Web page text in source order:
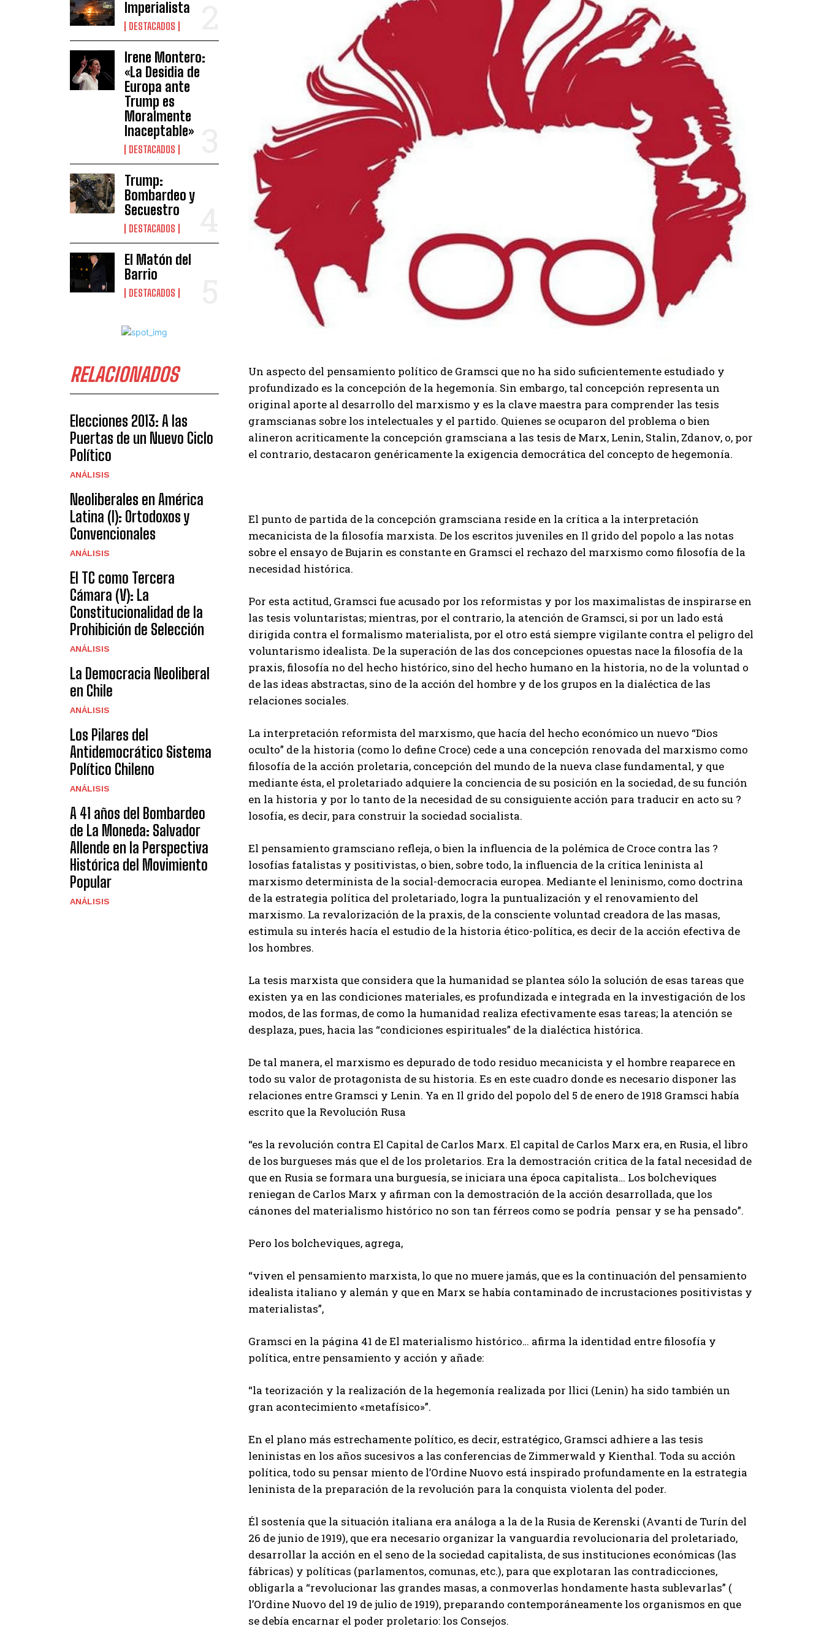
Imperialista
DESTACADOS
Irene Montero:
«La Desidia de
Europa ante
Trump es
Moralmente
Inaceptable»
DESTACADOS
Trump:
Bombardeo y
Secuestro
DESTACADOS
El Matón del
Barrio
DESTACADOS
RELACIONADOS
Elecciones 2013: A las
Puertas de un Nuevo Ciclo
Político
ANÁLISIS
Neoliberales en América
Latina (I): Ortodoxos y
Convencionales
ANÁLISIS
El TC como Tercera
Cámara (V): La
Constitucionalidad de la
Prohibición de Selección
ANÁLISIS
La Democracia Neoliberal
en Chile
ANÁLISIS
Los Pilares del
Antidemocrático Sistema
Político Chileno
ANÁLISIS
A 41 años del Bombardeo
de La Moneda: Salvador
Allende en la Perspectiva
Histórica del Movimiento
Popular
ANÁLISIS
Un aspecto del pensamiento político de Gramsci que no ha sido suficientemente estudiado y
profundizado es la concepción de la hegemonía. Sin embargo, tal concepción representa un
original aporte al desarrollo del marxismo y es la clave maestra para comprender las tesis
gramscianas sobre los intelectuales y el partido. Quienes se ocuparon del problema o bien
alineron acriticamente la concepción gramsciana a las tesis de Marx, Lenin, Stalin, Zdanov, o, por
el contrario, destacaron genéricamente la exigencia democrática del concepto de hegemonía.
El punto de partida de la concepción gramsciana reside en la crítica a la interpretación
mecanicista de la filosofía marxista. De los escritos juveniles en Il grido del popolo a las notas
sobre el ensayo de Bujarin es constante en Gramsci el rechazo del marxismo como filosofía de la
necesidad histórica.
Por esta actitud, Gramsci fue acusado por los reformistas y por los maximalistas de inspirarse en
las tesis voluntaristas; mientras, por el contrario, la atención de Gramsci, si por un lado está
dirigida contra el formalismo materialista, por el otro está siempre vigilante contra el peligro del
voluntarismo idealista. De la superación de las dos concepciones opuestas nace la filosofía de la
praxis, filosofía no del hecho histórico, sino del hecho humano en la historia, no de la voluntad o
de las ideas abstractas, sino de la acción del hombre y de los grupos en la dialéctica de las
relaciones sociales.
La interpretación reformista del marxismo, que hacía del hecho económico un nuevo “Dios
oculto” de la historia (como lo define Croce) cede a una concepción renovada del marxismo como
filosofía de la acción proletaria, concepción del mundo de la nueva clase fundamental, y que
mediante ésta, el proletariado adquiere la conciencia de su posición en la sociedad, de su función
en la historia y por lo tanto de la necesidad de su consiguiente acción para traducir en acto su ?
losofía, es decir, para construir la sociedad socialista.
El pensamiento gramsciano refleja, o bien la influencia de la polémica de Croce contra las ?
losofías fatalistas y positivistas, o bien, sobre todo, la influencia de la crítica leninista al
marxismo determinista de la social-democracia europea. Mediante el leninismo, como doctrina
de la estrategia política del proletariado, logra la puntualización y el renovamiento del
marxismo. La revalorización de la praxis, de la consciente voluntad creadora de las masas,
estimula su interés hacía el estudio de la historia ético-política, es decir de la acción efectiva de
los hombres.
La tesis marxista que considera que la humanidad se plantea sólo la solución de esas tareas que
existen ya en las condiciones materiales, es profundizada e integrada en la investigación de los
modos, de las formas, de como la humanidad realiza efectivamente esas tareas; la atención se
desplaza, pues, hacia las “condiciones espirituales” de la dialéctica histórica.
De tal manera, el marxismo es depurado de todo residuo mecanicista y el hombre reaparece en
todo su valor de protagonista de su historia. Es en este cuadro donde es necesario disponer las
relaciones entre Gramsci y Lenin. Ya en Il grido del popolo del 5 de enero de 1918 Gramsci había
escrito que la Revolución Rusa
“es la revolución contra El Capital de Carlos Marx. El capital de Carlos Marx era, en Rusia, el libro
de los burgueses más que el de los proletarios. Era la demostración critica de la fatal necesidad de
que en Rusia se formara una burguesía, se iniciara una época capitalista… Los bolcheviques
reniegan de Carlos Marx y afirman con la demostración de la acción desarrollada, que los
cánones del materialismo histórico no son tan férreos como se podría pensar y se ha pensado”.
Pero los bolcheviques, agrega,
“viven el pensamiento marxista, lo que no muere jamás, que es la continuación del pensamiento
idealista italiano y alemán y que en Marx se había contaminado de incrustaciones positivistas y
materialistas”,
Gramsci en la página 41 de El materialismo histórico… afirma la identidad entre filosofía y
política, entre pensamiento y acción y añade:
“la teorización y la realización de la hegemonía realizada por llici (Lenin) ha sido también un
gran acontecimiento «metafísico»”.
En el plano más estrechamente político, es decir, estratégico, Gramsci adhiere a las tesis
leninistas en los años sucesivos a las conferencias de Zimmerwald y Kienthal. Toda su acción
política, todo su pensar miento de l’Ordine Nuovo está inspirado profundamente en la estrategia
leninista de la preparación de la revolución para la conquista violenta del poder.
Él sostenía que la situación italiana era análoga a la de la Rusia de Kerenski (Avanti de Turín del
26 de junio de 1919), que era necesario organizar la vanguardia revolucionaria del proletariado,
desarrollar la acción en el seno de la sociedad capitalista, de sus instituciones económicas (las
fábricas) y políticas (parlamentos, comunas, etc.), para que explotaran las contradicciones,
obligarla a “revolucionar las grandes masas, a conmoverlas hondamente hasta sublevarlas” (
l’Ordine Nuovo del 19 de julio de 1919), preparando contemporáneamente los organismos en que
se debía encarnar el poder proletario: los Consejos.